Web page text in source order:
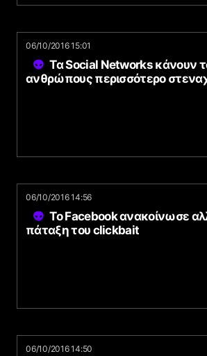
06/10/2016 15:01
Τα Social Networks κάνουν
ανθρώπους περισσότερο
06/10/2016 14:56
Το Facebook ανακοίνωσε
πάταξη του clickbait
06/10/2016 14:50